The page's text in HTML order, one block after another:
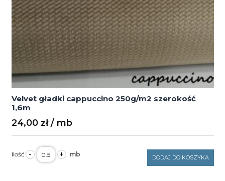
Velvet gładki cappuccino 250g/m2 szerokość
1,6m
24,00 zł
- ilość
Velvet
gładki
+ DODAJ DO KOSZYKA